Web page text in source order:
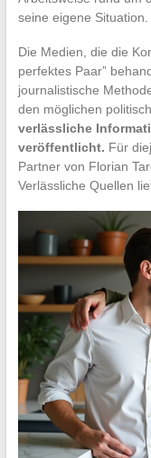
seine eigene Situation.
Die Medien, die die
perfektes Paar”
journalistische
den möglichen
verlässliche
veröffentlicht. Für
Partner von Florian
Verlässliche Quellen